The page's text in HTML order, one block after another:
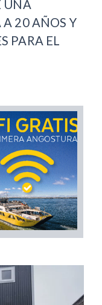
UNA
20 AÑOS Y
PARA EL